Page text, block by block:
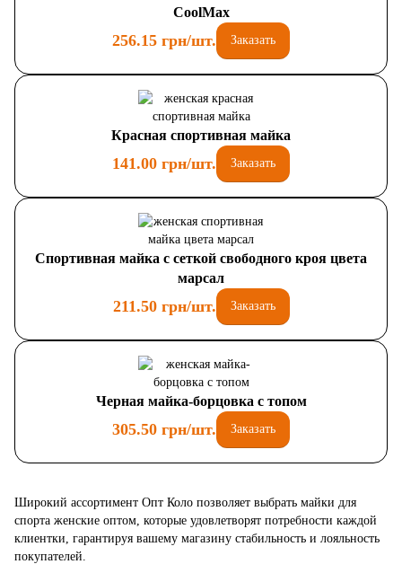
CoolMax
256.15 грн/шт. Заказать
Красная спортивная майка
141.00 грн/шт. Заказать
Спортивная майка с сеткой свободного кроя цвета
марсал
211.50 грн/шт. Заказать
Черная майка-борцовка с топом
305.50 грн/шт. Заказать
Широкий ассортимент Опт Коло позволяет выбрать майки для
спорта женские оптом, которые удовлетворят потребности каждой
клиентки, гарантируя вашему магазину стабильность и лояльность
покупателей.